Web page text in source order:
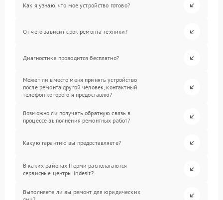
Как я узнаю, что мое устройство готово?
От чего зависит срок ремонта техники?
Диагностика проводится бесплатно?
Может ли вместо меня принять устройство
после ремонта другой человек, контактный
телефон которого я предоставлю?
Возможно ли получать обратную связь в
процессе выполнения ремонтных работ?
Какую гарантию вы предоставляете?
В каких районах Перми располагаются
сервисные центры Indesit?
Выполняете ли вы ремонт для юридических